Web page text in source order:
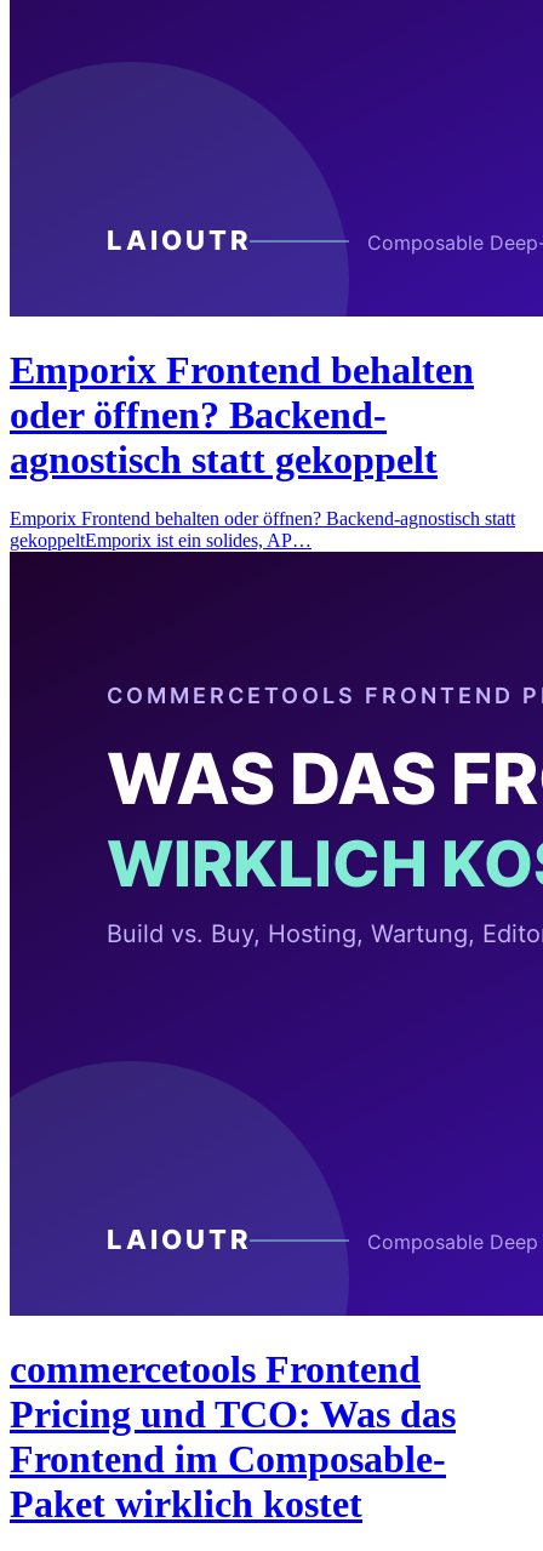
Emporix Frontend behalten
oder öffnen? Backend-
agnostisch statt gekoppelt
Emporix Frontend behalten oder öffnen? Backend-agnostisch statt
gekoppeltEmporix ist ein solides, AP…
commercetools Frontend
Pricing und TCO: Was das
Frontend im Composable-
Paket wirklich kostet